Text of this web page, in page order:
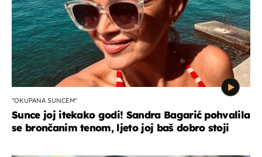
"OKUPANA SUNCEM"
Sunce joj itekako godi! Sandra Bagarić pohvalila
se brončanim tenom, ljeto joj baš dobro stoji